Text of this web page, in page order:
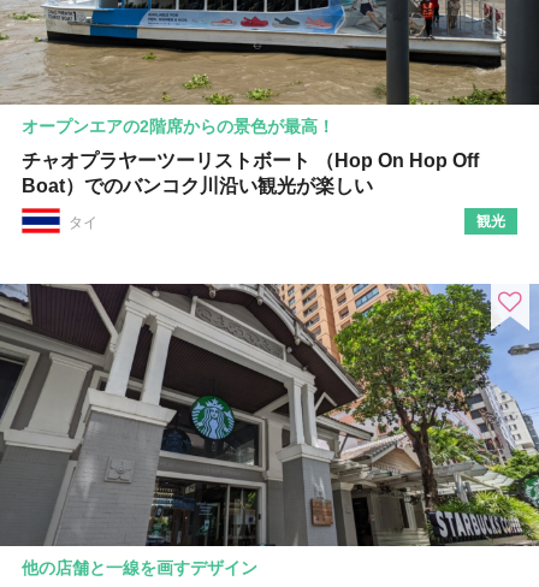
オープンエアの2階席からの景色が最高！
チャオプラヤーツーリストボート （Hop On Hop Off
Boat）でのバンコク川沿い観光が楽しい
タイ 観光
他の店舗と一線を画すデザイン